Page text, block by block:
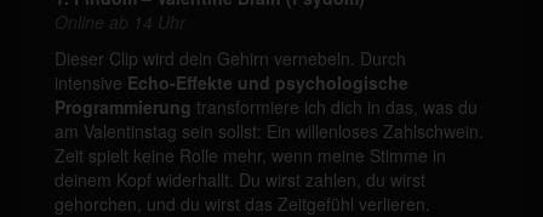
Online ab 14 Uhr
Dieser Clip wird dein Gehirn vernebeln. Durch
intensive Echo-Effekte und psychologische
Programmierung transformiere ich dich in das, was du
am Valentinstag sein sollst: Ein willenloses Zahlschwein.
Zeit spielt keine Rolle mehr, wenn meine Stimme in
deinem Kopf widerhallt. Du wirst zahlen, du wirst
gehorchen, und du wirst das Zeitgefühl verlieren.